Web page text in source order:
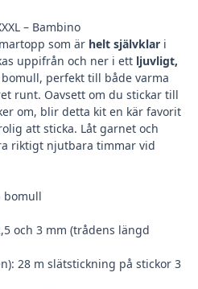
– Bambino
som är helt självklar i
uppifrån och ner i ett ljuvligt,
perfekt till både varma
runt. Oavsett om du stickar till
om, blir detta kit en kär favorit
att sticka. Låt garnet och
riktigt njutbara timmar vid
bomull
och 3 mm (trådens längd
28 m slätstickning på stickor 3